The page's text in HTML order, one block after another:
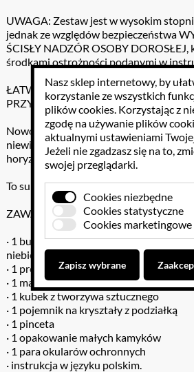
UWAGA: Zestaw jest w wysokim
jednak ze względów bezpieczeństwa
ŚCISŁY NADZÓR OSOBY DOROSŁEJ,
środkami ostrożności podanymi w
ŁATWE DO NAUKI… ŁATWE DO
PRZYSWOJENIA WIEDZY…
Nowoczesne doświadczenie dla dzieci!
niewiarygodnego eksperymentu, który
horyzonty! Wyhoduj wspaniały
To super zabawa! BAW SIĘ I UCZ
ZAWARTOŚĆ:
· 1 butelka z odczynnikiem
niebieskich
· 1 pręcik do mieszania
· 1 małe szkło powiększające
· 1 kubek z tworzywa sztucznego
· 1 pojemnik na kryształy z podziałką
· 1 pinceta
· 1 opakowanie małych kamyków
· 1 para okularów ochronnych
· instrukcja w języku polskim.
Nasz sklep internetowy, by
korzystanie ze wszystkich
plików cookies. Korzystając z
zgodę na używanie plików
aktualnymi ustawieniami
Jeżeli nie zgadzasz się na to,
swojej przeglądarki.
Cookies niezbędne
Cookies statystyczne
Cookies marketingowe
Zapisz wybrane